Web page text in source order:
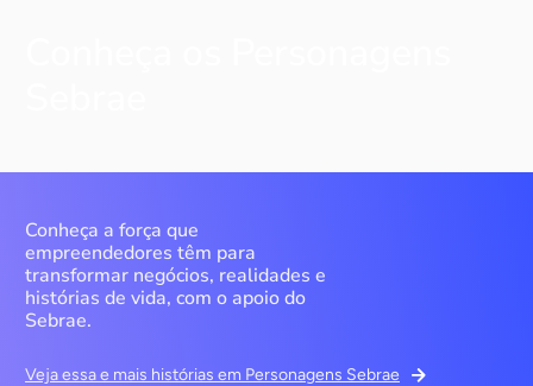
Conheça a força que
empreendedores têm para
transformar negócios, realidades e
histórias de vida, com o apoio do
Sebrae.
Veja essa e mais histórias em Personagens Sebrae